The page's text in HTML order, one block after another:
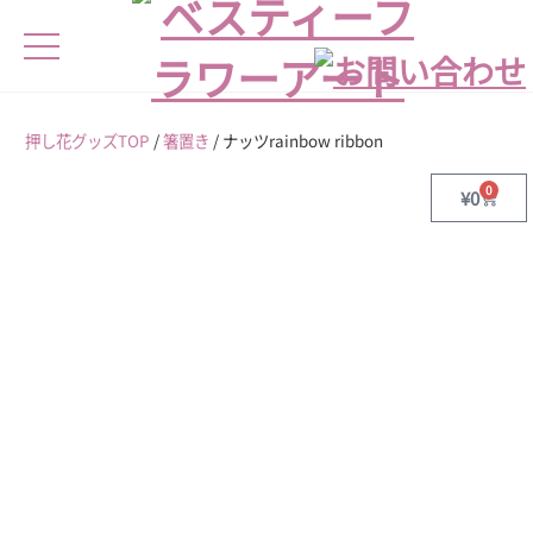
押し花グッズTOP /箸置き / ナッツrainbow ribbon
¥0 0